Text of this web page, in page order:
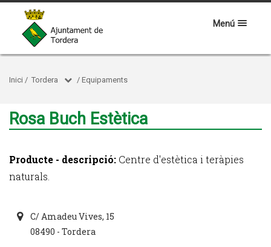
Menú
Inici / Tordera / Equipaments
Rosa Buch Estètica
Producte - descripció: Centre d'estètica i teràpies
naturals.
C/ Amadeu Vives, 15
08490 - Tordera